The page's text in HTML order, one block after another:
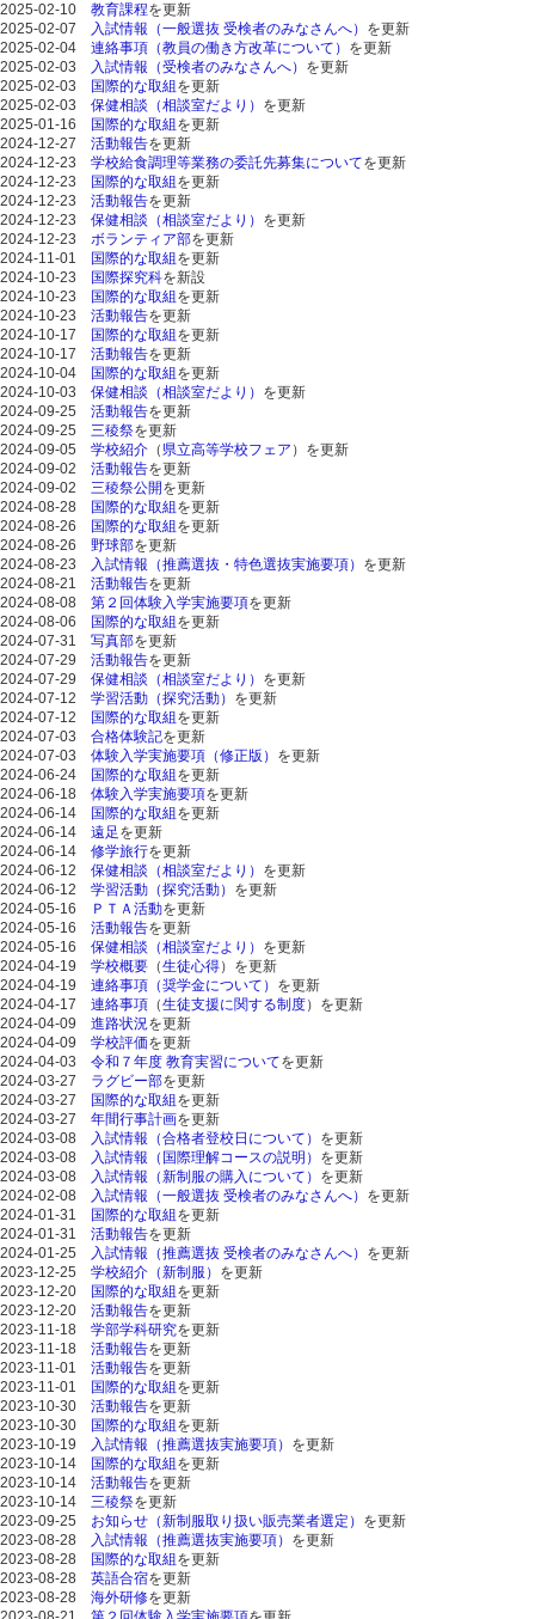
2025-02-10 教育課程を更新
2025-02-07
入試情報（一般選抜 受検者のみなさんへ） を更新
2025-02-04 連絡事項（教員の働き方改革について） を更新
2025-02-03
入試情報（受検者のみなさんへ） を更新
2025-02-03
国際的な取組 を更新
2025-02-03 保健相談（相談室だより） を更新
2025-01-16
国際的な取組 を更新
2024-12-27 活動報告を更新
2024-12-23 学校給食調理等業務の委託先募集についてを更新
2024-12-23
国際的な取組 を更新
2024-12-23 活動報告を更新
2024-12-23 保健相談（相談室だより） を更新
2024-12-23 ボランティア部を更新
2024-11-01
国際的な取組 を更新
2024-10-23
国際探究科を新設
2024-10-23
国際的な取組 を更新
2024-10-23 活動報告を更新
2024-10-17
国際的な取組 を更新
2024-10-17 活動報告を更新
2024-10-04
国際的な取組 を更新
2024-10-03 保健相談（相談室だより） を更新
2024-09-25 活動報告を更新
2024-09-25 三稜祭を更新
2024-09-05 学校紹介 （ 県立高等学校フェア ）を更新
2024-09-02 活動報告を更新
2024-09-02 三稜祭公開を更新
2024-08-28
国際的な取組 を更新
2024-08-26
国際的な取組 を更新
2024-08-26 野球部を更新
2024-08-23
入試情報（推薦選抜・特色選抜実施要項） を更新
2024-08-21 活動報告を更新
2024-08-08 第２回体験入学実施要項を更新
2024-08-06
国際的な取組 を更新
2024-07-31 写真部を更新
2024-07-29 活動報告を更新
2024-07-29 保健相談（相談室だより） を更新
2024-07-12 学習活動（探究活動） を更新
2024-07-12
国際的な取組 を更新
2024-07-03 合格体験記を更新
2024-07-03 体験入学実施要項（修正版） を更新
2024-06-24
国際的な取組 を更新
2024-06-18 体験入学実施要項を更新
2024-06-14
国際的な取組 を更新
2024-06-14 遠足 を更新
2024-06-14 修学旅行を更新
2024-06-12 保健相談（相談室だより） を更新
2024-06-12 学習活動（探究活動） を更新
2024-05-16
ＰＴＡ活動を更新
2024-05-16 活動報告を更新
2024-05-16 保健相談（相談室だより） を更新
2024-04-19 学校概要 （生徒心得）を更新
2024-04-19 連絡事項（奨学金について） を更新
2024-04-17 連絡事項 （生徒支援に関する制度）を更新
2024-04-09 進路状況を更新
2024-04-09 学校評価を更新
2024-04-03 令和７年度 教育実習についてを更新
2024-03-27 ラグビー部を更新
2024-03-27
国際的な取組 を更新
2024-03-27 年間行事計画を更新
2024-03-08
入試情報（合格者登校日について） を更新
2024-03-08
入試情報（国際理解コースの説明） を更新
2024-03-08
入試情報（新制服の購入について） を更新
2024-02-08
入試情報（一般選抜 受検者のみなさんへ） を更新
2024-01-31
国際的な取組 を更新
2024-01-31 活動報告を更新
2024-01-25
入試情報（推薦選抜 受検者のみなさんへ） を更新
2023-12-25 学校紹介（新制服） を更新
2023-12-20
国際的な取組 を更新
2023-12-20 活動報告を更新
2023-11-18 学部学科研究を更新
2023-11-18 活動報告を更新
2023-11-01 活動報告を更新
2023-11-01
国際的な取組 を更新
2023-10-30 活動報告を更新
2023-10-30
国際的な取組 を更新
2023-10-19
入試情報（推薦選抜実施要項） を更新
2023-10-14
国際的な取組 を更新
2023-10-14 活動報告を更新
2023-10-14 三稜祭を更新
2023-09-25 お知らせ（新制服取り扱い販売業者選定） を更新
2023-08-28
入試情報（推薦選抜実施要項） を更新
2023-08-28
国際的な取組 を更新
2023-08-28 英語合宿を更新
2023-08-28 海外研修を更新